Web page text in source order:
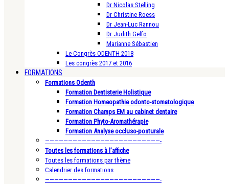
Dr Nicolas Stelling
Dr Christine Roess
Dr Jean-Luc Rannou
Dr Judith Gelfo
Marianne Sébastien
Le Congrès ODENTH 2018
Les congrès 2017 et 2016
FORMATIONS
Formations Odenth
Formation Dentisterie Holistique
Formation Homeopathie odonto-stomatologique
Formation Champs EM au cabinet dentaire
Formation Phyto-Aromathérapie
Formation Analyse occluso-posturale
—————————————————————————-
Toutes les formations à l’affiche
Toutes les formations par thème
Calendrier des formations
—————————————————————————-